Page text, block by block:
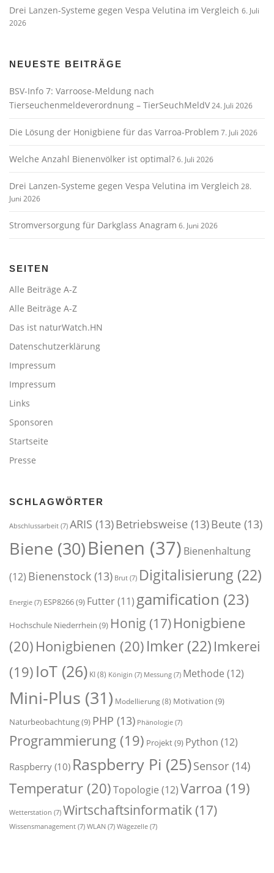
Drei Lanzen-Systeme gegen Vespa Velutina im Vergleich 6. Juli
2026
NEUESTE BEITRÄGE
BSV-Info 7: Varroose-Meldung nach
Tierseuchenmeldeverordnung – TierSeuchMeldV24. Juli 2026
Die Lösung der Honigbiene für das Varroa-Problem 7. Juli 2026
Welche Anzahl Bienenvölker ist optimal?6. Juli 2026
Drei Lanzen-Systeme gegen Vespa Velutina im Vergleich 28.
Juni 2026
Stromversorgung für Darkglass Anagram 6. Juni 2026
SEITEN
Alle Beiträge A-Z
Alle Beiträge A-Z
Das ist naturWatch.HN
Datenschutzerklärung
Impressum
Impressum
Links
Sponsoren
Startseite
Presse
SCHLAGWÖRTER
Abschlussarbeit (7) ARIS (13)Betriebsweise (13)Beute (13)
Biene (30)Bienen (37) Bienenhaltung
(12) Bienenstock (13) Brut (7) Digitalisierung (22)
Energie (7) ESP8266(9) Futter(11) gamification (23)
Hochschule Niederrhein (9) Honig (17)Honigbiene
(20)Honigbienen (20)Imker (22) Imkerei
(19) IoT (26) KI(8) Königin (7) Messung (7) Methode (12)
Mini-Plus (31) Modellierung(8) Motivation (9)
Naturbeobachtung(9) PHP (13) Phänologie (7)
Programmierung (19) Projekt(9) Python (12)
Raspberry (10) Raspberry Pi (25)Sensor (14)
Temperatur (20)Topologie (12)Varroa (19)
Wetterstation (7) Wirtschaftsinformatik (17)
Wissensmanagement (7) WLAN (7) Wägezelle (7)